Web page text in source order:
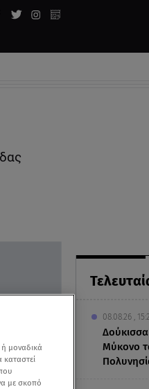
08.08.26 ,
Μύκονο
μοναδικά
με σκοπό